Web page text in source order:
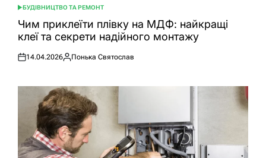
ОПУБЛІКУВАТИ
У
БУДІВНИЦТВО ТА РЕМОНТ
Чим приклеїти плівку на МДФ: найкращі
клеї та секрети надійного монтажу
Оприлюднено
14.04.2026
Опубліковано
Понька Святослав